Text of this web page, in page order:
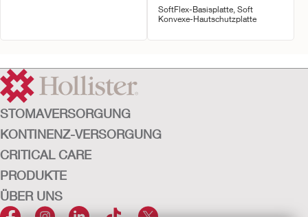
SoftFlex-Basisplatte, Soft
Konvexe-Hautschutzplatte
STOMAVERSORGUNG
KONTINENZ-VERSORGUNG
CRITICAL CARE
PRODUKTE
ÜBER UNS